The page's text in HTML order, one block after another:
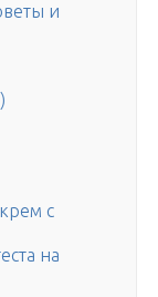
и
с
на